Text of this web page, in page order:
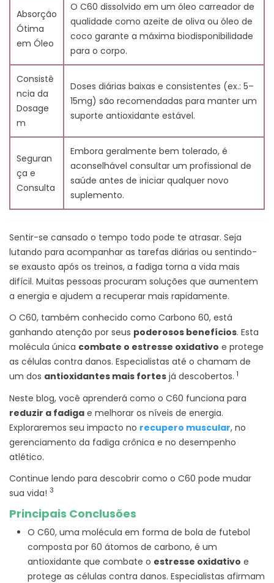
Absorção
Ótima
em Óleo
O C60 dissolvido em um óleo carreador de
qualidade como azeite de oliva ou óleo de
coco garante a máxima biodisponibilidade
para o corpo.
Consistê
ncia da
Dosage
m
Doses diárias baixas e consistentes (ex.: 5–
15mg) são recomendadas para manter um
suporte antioxidante estável.
Seguran
ça e
Consulta
Embora geralmente bem tolerado, é
aconselhável consultar um profissional de
saúde antes de iniciar qualquer novo
suplemento.
Sentir-se cansado o tempo todo pode te atrasar. Seja
lutando para acompanhar as tarefas diárias ou sentindo-
se exausto após os treinos, a fadiga torna a vida mais
difícil. Muitas pessoas procuram soluções que aumentem
a energia e ajudem a recuperar mais rapidamente.
O C60, também conhecido como Carbono 60, está
ganhando atenção por seus poderosos benefícios. Esta
molécula única combate o estresse oxidativo e protege
as células contra danos. Especialistas até o chamam de
um dos antioxidantes mais fortes já descobertos. 1
Neste blog, você aprenderá como o C60 funciona para
reduzir a fadiga e melhorar os níveis de energia.
Exploraremos seu impacto no recupero muscular, no
gerenciamento da fadiga crônica e no desempenho
atlético.
Continue lendo para descobrir como o C60 pode mudar
sua vida! 3
Principais Conclusões
O C60, uma molécula em forma de bola de futebol
composta por 60 átomos de carbono, é um
antioxidante que combate o estresse oxidativo e
protege as células contra danos. Especialistas afirmam